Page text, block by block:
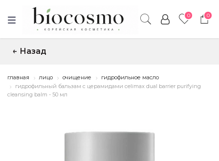
0 0
↑ Назад
главная лицо очищение
гидрофильное масло
гидрофильный бальзам с церамидами celimax dual barrier purifying
cleansing balm - 50 мл